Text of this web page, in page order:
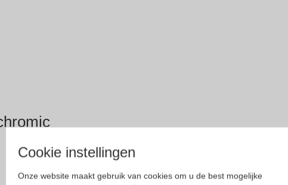
Cookie instellingen
Onze website maakt gebruik van cookies om u de best mogelijke